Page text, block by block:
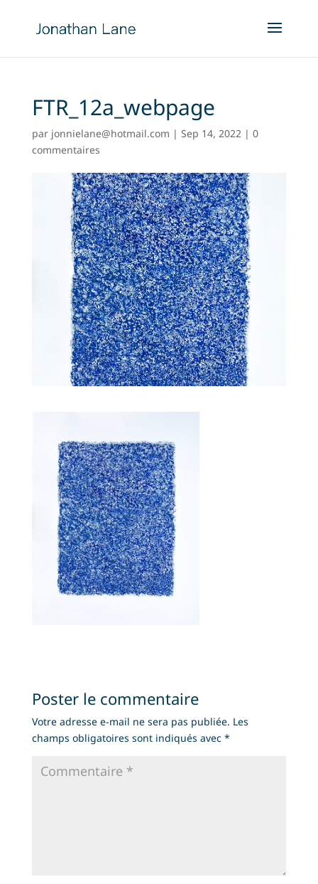
FTR_12a_webpage
par jonnielane@hotmail.com | Sep 14, 2022| 0
commentaires
Poster le commentaire
Votre adresse e-mail ne sera pas publiée. Les
champs obligatoires sont indiqués avec *